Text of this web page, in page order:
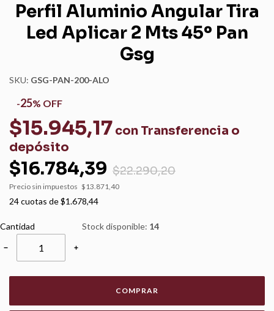
Perfil Aluminio Angular Tira
Led Aplicar 2 Mts 45º Pan
Gsg
SKU: GSG-PAN-200-ALO
-25% OFF
$15.945,17 con Transferencia o
depósito
$16.784,39 $22.290,20
Precio sin impuestos $13.871,40
24cuotas de$1.678,44
Cantidad
− +
Stock disponible: 14
COMPRAR